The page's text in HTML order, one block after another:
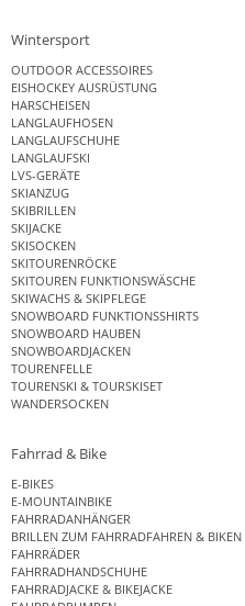
Wintersport
OUTDOOR ACCESSOIRES
EISHOCKEY AUSRÜSTUNG
HARSCHEISEN
LANGLAUFHOSEN
LANGLAUFSCHUHE
LANGLAUFSKI
LVS-GERÄTE
SKIANZUG
SKIBRILLEN
SKIJACKE
SKISOCKEN
SKITOURENRÖCKE
SKITOUREN FUNKTIONSWÄSCHE
SKIWACHS & SKIPFLEGE
SNOWBOARD FUNKTIONSSHIRTS
SNOWBOARD HAUBEN
SNOWBOARDJACKEN
TOURENFELLE
TOURENSKI & TOURSKISET
WANDERSOCKEN
Fahrrad & Bike
E-BIKES
E-MOUNTAINBIKE
FAHRRADANHÄNGER
BRILLEN ZUM FAHRRADFAHREN & BIKEN
FAHRRÄDER
FAHRRADHANDSCHUHE
FAHRRADJACKE & BIKEJACKE